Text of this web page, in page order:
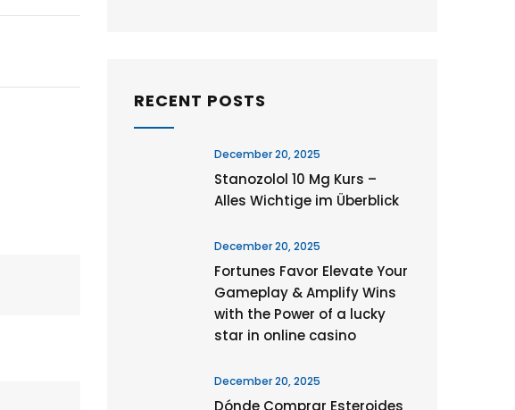
RECENT POSTS
December 20, 2025
Stanozolol 10 Mg Kurs –
Alles Wichtige im Überblick
December 20, 2025
Fortunes Favor Elevate Your
Gameplay & Amplify Wins
with the Power of a lucky
star in online casino
December 20, 2025
Dónde Comprar Esteroides